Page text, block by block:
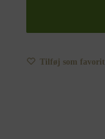
Tilføj som favorit